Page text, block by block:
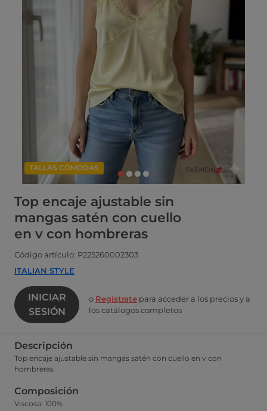
TALLAS CÓMODAS
Top encaje ajustable sin
mangas satén con cuello
en v con hombreras
Código artículo: P225260002303
ITALIAN STYLE
INICIAR
SESIÓN
o Regístrate para acceder a los precios y a
los catálogos completos
Descripción
Top encaje ajustable sin mangas satén con cuello en v con
hombreras
Composición
Viscosa: 100%